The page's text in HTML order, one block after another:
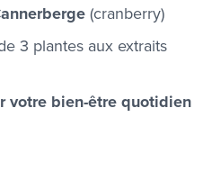
(cranberry)
3 plantes aux extraits
votre bien-être quotidien